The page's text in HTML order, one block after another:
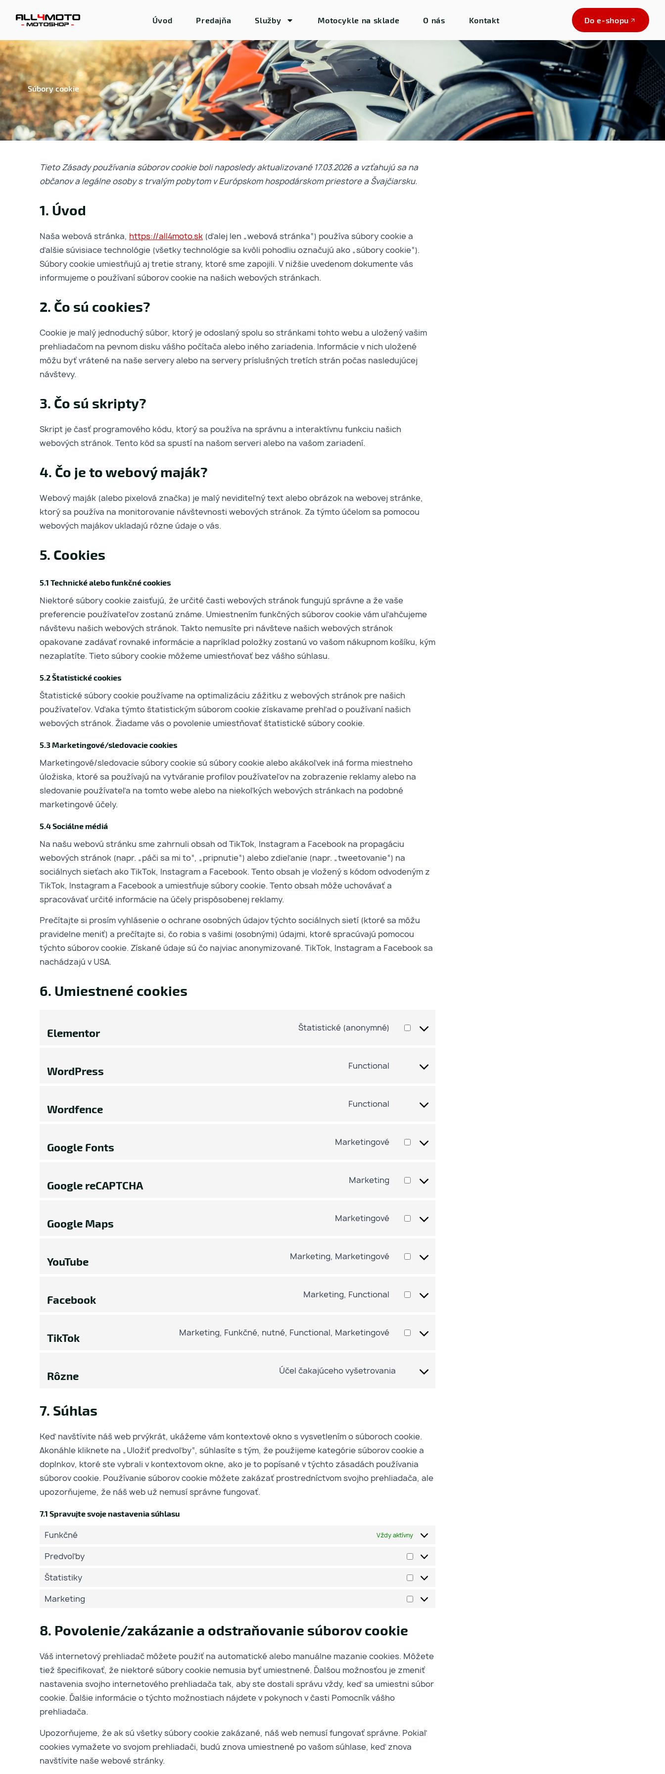
Úvod Predajňa Služby Motocykle na sklade O nás Kontakt Do e-shopu
Súbory cookie
Tieto Zásady používania súborov cookie boli naposledy aktualizované 17.03.2026 a vzťahujú sa na
občanov a legálne osoby s trvalým pobytom v Európskom hospodárskom priestore a Švajčiarsku.
1. Úvod
Naša webová stránka, https://all4moto.sk (ďalej len „webová stránka“) používa súbory cookie a
ďalšie súvisiace technológie (všetky technológie sa kvôli pohodliu označujú ako „súbory cookie“).
Súbory cookie umiestňujú aj tretie strany, ktoré sme zapojili. V nižšie uvedenom dokumente vás
informujeme o používaní súborov cookie na našich webových stránkach.
2. Čo sú cookies?
Cookie je malý jednoduchý súbor, ktorý je odoslaný spolu so stránkami tohto webu a uložený vašim
prehliadačom na pevnom disku vášho počítača alebo iného zariadenia. Informácie v nich uložené
môžu byť vrátené na naše servery alebo na servery príslušných tretích strán počas nasledujúcej
návštevy.
3. Čo sú skripty?
Skript je časť programového kódu, ktorý sa používa na správnu a interaktívnu funkciu našich
webových stránok. Tento kód sa spustí na našom serveri alebo na vašom zariadení.
4. Čo je to webový maják?
Webový maják (alebo pixelová značka) je malý neviditeľný text alebo obrázok na webovej stránke,
ktorý sa používa na monitorovanie návštevnosti webových stránok. Za týmto účelom sa pomocou
webových majákov ukladajú rôzne údaje o vás.
5. Cookies
5.1 Technické alebo funkčné cookies
Niektoré súbory cookie zaisťujú, že určité časti webových stránok fungujú správne a že vaše
preferencie používateľov zostanú známe. Umiestnením funkčných súborov cookie vám uľahčujeme
návštevu našich webových stránok. Takto nemusíte pri návšteve našich webových stránok
opakovane zadávať rovnaké informácie a napríklad položky zostanú vo vašom nákupnom košíku, kým
nezaplatíte. Tieto súbory cookie môžeme umiestňovať bez vášho súhlasu.
5.2 Štatistické cookies
Štatistické súbory cookie používame na optimalizáciu zážitku z webových stránok pre našich
používateľov. Vďaka týmto štatistickým súborom cookie získavame prehľad o používaní našich
webových stránok. Žiadame vás o povolenie umiestňovať štatistické súbory cookie.
5.3 Marketingové/sledovacie cookies
Marketingové/sledovacie súbory cookie sú súbory cookie alebo akákoľvek iná forma miestneho
úložiska, ktoré sa používajú na vytváranie profilov používateľov na zobrazenie reklamy alebo na
sledovanie používateľa na tomto webe alebo na niekoľkých webových stránkach na podobné
marketingové účely.
5.4 Sociálne médiá
Na našu webovú stránku sme zahrnuli obsah od TikTok, Instagram a Facebook na propagáciu
webových stránok (napr. „páči sa mi to“, „pripnutie“) alebo zdieľanie (napr. „tweetovanie“) na
sociálnych sieťach ako TikTok, Instagram a Facebook. Tento obsah je vložený s kódom odvodeným z
TikTok, Instagram a Facebook a umiestňuje súbory cookie. Tento obsah môže uchovávať a
spracovávať určité informácie na účely prispôsobenej reklamy.
Prečítajte si prosím vyhlásenie o ochrane osobných údajov týchto sociálnych sietí (ktoré sa môžu
pravidelne meniť) a prečítajte si, čo robia s vašimi (osobnými) údajmi, ktoré spracúvajú pomocou
týchto súborov cookie. Získané údaje sú čo najviac anonymizované. TikTok, Instagram a Facebook sa
nachádzajú v USA.
6. Umiestnené cookies
Elementor Štatistické (anonymné)
WordPress Functional
Wordfence Functional
Google Fonts Marketingové
Google reCAPTCHA Marketing
Google Maps Marketingové
YouTube Marketing, Marketingové
Facebook Marketing, Functional
TikTok Marketing, Funkčné, nutné, Functional, Marketingové
Rôzne Účel čakajúceho vyšetrovania
7. Súhlas
Keď navštívite náš web prvýkrát, ukážeme vám kontextové okno s vysvetlením o súboroch cookie.
Akonáhle kliknete na „Uložiť predvoľby“, súhlasíte s tým, že použijeme kategórie súborov cookie a
doplnkov, ktoré ste vybrali v kontextovom okne, ako je to popísané v týchto zásadách používania
súborov cookie. Používanie súborov cookie môžete zakázať prostredníctvom svojho prehliadača, ale
upozorňujeme, že náš web už nemusí správne fungovať.
7.1 Spravujte svoje nastavenia súhlasu
Funkčné Vždy aktívny
Predvoľby
Štatistiky
Marketing
8. Povolenie/zakázanie a odstraňovanie súborov cookie
Váš internetový prehliadač môžete použiť na automatické alebo manuálne mazanie cookies. Môžete
tiež špecifikovať, že niektoré súbory cookie nemusia byť umiestnené. Ďalšou možnosťou je zmeniť
nastavenia svojho internetového prehliadača tak, aby ste dostali správu vždy, keď sa umiestni súbor
cookie. Ďalšie informácie o týchto možnostiach nájdete v pokynoch v časti Pomocník vášho
prehliadača.
Upozorňujeme, že ak sú všetky súbory cookie zakázané, náš web nemusí fungovať správne. Pokiaľ
cookies vymažete vo svojom prehliadači, budú znova umiestnené po vašom súhlase, keď znova
navštívite naše webové stránky.